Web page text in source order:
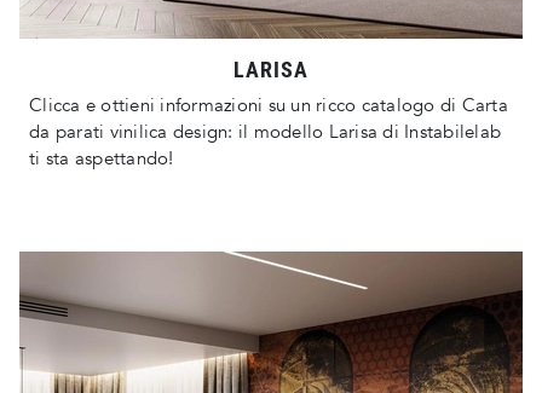
LARISA
Clicca e ottieni informazioni su un ricco catalogo di Carta
da parati vinilica design: il modello Larisa di Instabilelab
ti sta aspettando!